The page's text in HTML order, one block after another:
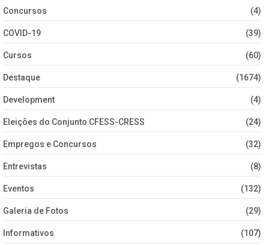
Concursos (4)
COVID-19 (39)
Cursos (60)
Destaque (1674)
Development (4)
Eleições do Conjunto CFESS-CRESS (24)
Empregos e Concursos (32)
Entrevistas (8)
Eventos (132)
Galeria de Fotos (29)
Informativos (107)